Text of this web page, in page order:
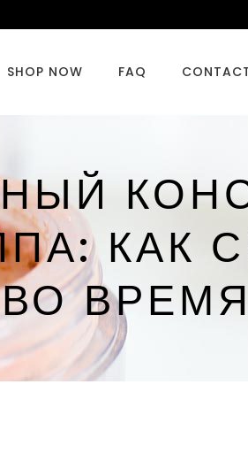
SHOP NOW FAQ
КАК